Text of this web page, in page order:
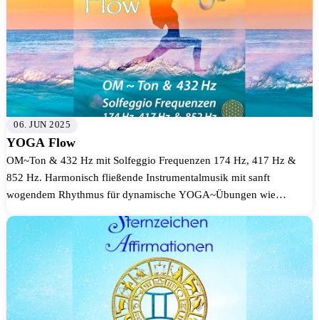
06. JUN 2025
YOGA Flow
OM~Ton & 432 Hz mit Solfeggio Frequenzen 174 Hz, 417 Hz &
852 Hz. Harmonisch fließende Instrumentalmusik mit sanft
wogendem Rhythmus für dynamische YOGA~Übungen wie